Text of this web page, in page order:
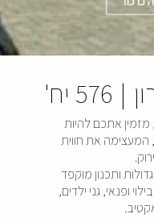
| 576 יח'
אתכם להיות
המעצימה את חווית
גדולות ותכנון מוקפד
ופנאי, גני ילדים,